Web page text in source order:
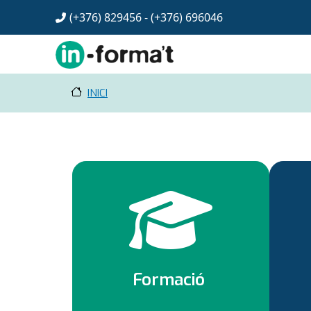
(+376) 829456 - (+376) 696046
INICI
Formació